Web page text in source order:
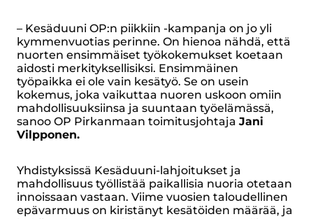
– Kesäduuni OP:n piikkiin -kampanja on jo yli
kymmenvuotias perinne. On hienoa nähdä, että
nuorten ensimmäiset työkokemukset koetaan
aidosti merkityksellisiksi. Ensimmäinen
työpaikka ei ole vain kesätyö. Se on usein
kokemus, joka vaikuttaa nuoren uskoon omiin
mahdollisuuksiinsa ja suuntaan työelämässä,
sanoo OP Pirkanmaan toimitusjohtaja Jani
Vilpponen.
Yhdistyksissä Kesäduuni-lahjoitukset ja
mahdollisuus työllistää paikallisia nuoria otetaan
innoissaan vastaan. Viime vuosien taloudellinen
epävarmuus on kiristänyt kesätöiden määrää, ja